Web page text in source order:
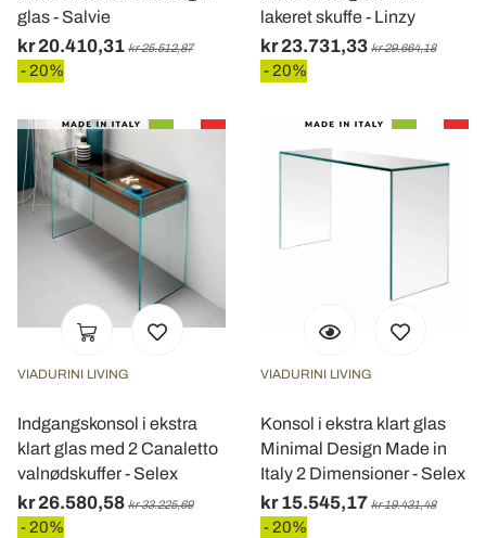
glas - Salvie
kr 20.410,31 kr 25.512,87
- 20%
lakeret skuffe - Linzy
kr 23.731,33 kr 29.664,18
- 20%
VIADURINI LIVING
Indgangskonsol i ekstra
klart glas med 2 Canaletto
valnødskuffer - Selex
kr 26.580,58 kr 33.225,69
- 20%
VIADURINI LIVING
Konsol i ekstra klart glas
Minimal Design Made in
Italy 2 Dimensioner - Selex
kr 15.545,17 kr 19.431,48
- 20%